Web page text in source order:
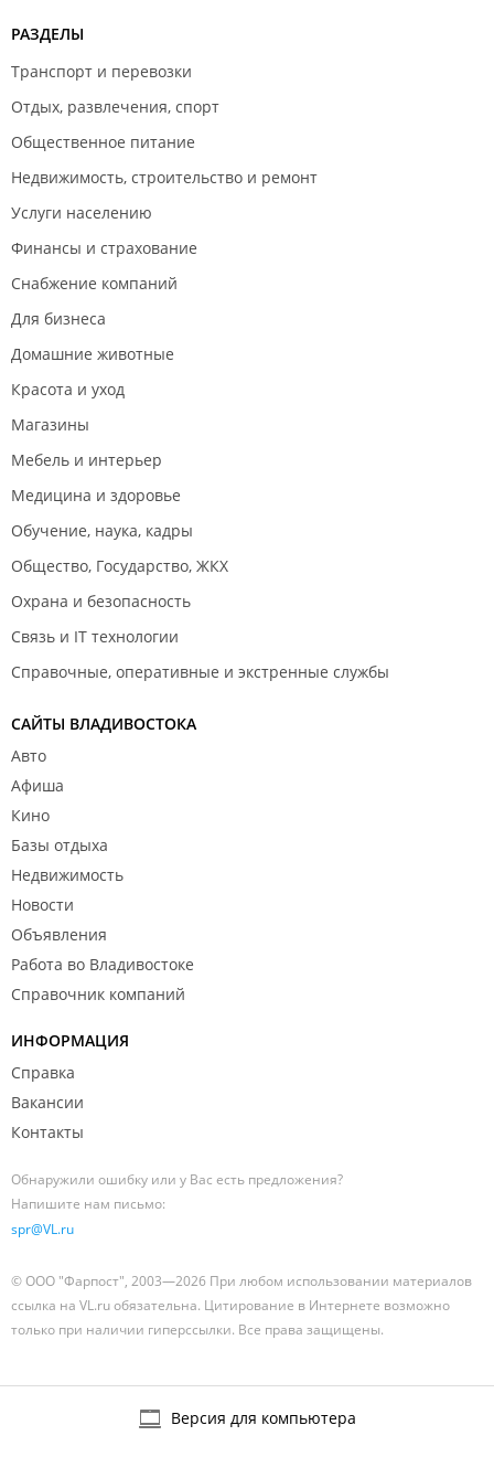
РАЗДЕЛЫ
Транспорт и перевозки
Отдых, развлечения, спорт
Общественное питание
Недвижимость, строительство и ремонт
Услуги населению
Финансы и страхование
Снабжение компаний
Для бизнеса
Домашние животные
Красота и уход
Магазины
Мебель и интерьер
Медицина и здоровье
Обучение, наука, кадры
Общество, Государство, ЖКХ
Охрана и безопасность
Связь и IT технологии
Справочные, оперативные и экстренные службы
САЙТЫ ВЛАДИВОСТОКА
Авто
Афиша
Кино
Базы отдыха
Недвижимость
Новости
Объявления
Работа во Владивостоке
Справочник компаний
ИНФОРМАЦИЯ
Справка
Вакансии
Контакты
Обнаружили ошибку или у Вас есть предложения?
Напишите нам письмо:
spr@VL.ru
© ООО "Фарпост", 2003—2026 При любом использовании материалов
ссылка на VL.ru обязательна. Цитирование в Интернете возможно
только при наличии гиперссылки. Все права защищены.
Версия для компьютера